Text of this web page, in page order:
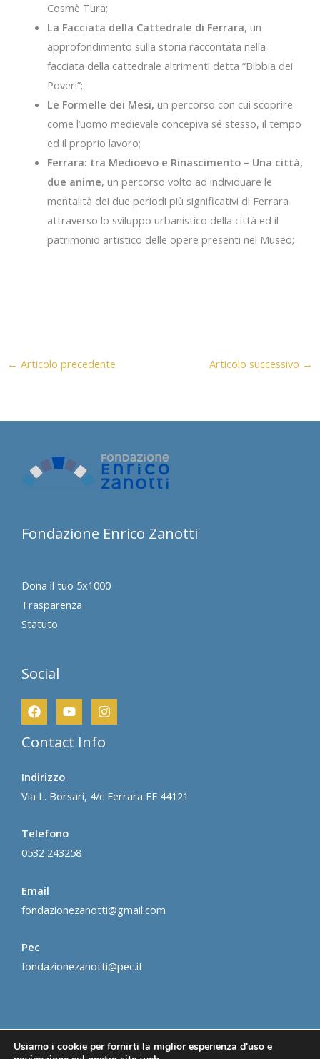
Cosmè Tura;
La Facciata della Cattedrale di Ferrara, un
approfondimento sulla storia raccontata nella
facciata della cattedrale altrimenti detta “Bibbia dei
Poveri”;
Le Formelle dei Mesi, un percorso con cui scoprire
come l’uomo medievale concepiva sé stesso, il tempo
ed il proprio lavoro;
Ferrara: tra Medioevo e Rinascimento – Una città,
due anime, un percorso volto ad individuare le
mentalità dei due periodi più significativi di Ferrara
attraverso lo sviluppo urbanistico della città ed il
patrimonio artistico delle opere presenti nel Museo;
← Articolo precedente Articolo successivo →
Fondazione Enrico Zanotti
Dona il tuo 5x1000
Trasparenza
Statuto
Social
Contact Info
Indirizzo
Via L. Borsari, 4/c Ferrara FE 44121
Telefono
0532 243258
Email
fondazionezanotti@gmail.com
Pec
fondazionezanotti@pec.it
Usiamo i cookie per fornirti la miglior esperienza d'uso e